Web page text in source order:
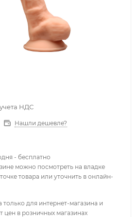
НДС
Нашли дешевле?
- бесплатно
можно посмотреть на владке
товара или уточнить в онлайн-
только для интернет-магазина и
цен в розничных магазинах